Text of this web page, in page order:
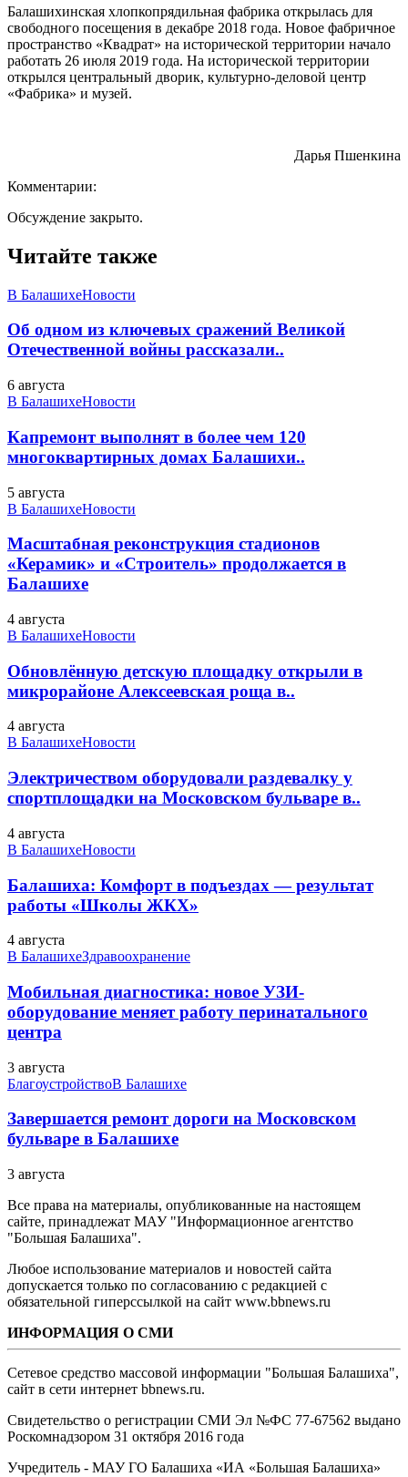
Балашихинская хлопкопрядильная фабрика открылась для
свободного посещения в декабре 2018 года. Новое фабричное
пространство «Квадрат» на исторической территории начало
работать 26 июля 2019 года. На исторической территории
открылся центральный дворик, культурно-деловой центр
«Фабрика» и музей.
Дарья Пшенкина
Комментарии:
Обсуждение закрыто.
Читайте также
В БалашихеНовости
Об одном из ключевых сражений Великой
Отечественной войны рассказали..
6 августа
В БалашихеНовости
Капремонт выполнят в более чем 120
многоквартирных домах Балашихи..
5 августа
В БалашихеНовости
Масштабная реконструкция стадионов
«Керамик» и «Строитель» продолжается в
Балашихе
4 августа
В БалашихеНовости
Обновлённую детскую площадку открыли в
микрорайоне Алексеевская роща в..
4 августа
В БалашихеНовости
Электричеством оборудовали раздевалку у
спортплощадки на Московском бульваре в..
4 августа
В БалашихеНовости
Балашиха: Комфорт в подъездах — результат
работы «Школы ЖКХ»
4 августа
В БалашихеЗдравоохранение
Мобильная диагностика: новое УЗИ-
оборудование меняет работу перинатального
центра
3 августа
БлагоустройствоВ Балашихе
Завершается ремонт дороги на Московском
бульваре в Балашихе
3 августа
Все права на материалы, опубликованные на настоящем
сайте, принадлежат МАУ "Информационное агентство
"Большая Балашиха".
Любое использование материалов и новостей сайта
допускается только по согласованию с редакцией с
обязательной гиперссылкой на сайт www.bbnews.ru
ИНФОРМАЦИЯ О СМИ
Сетевое средство массовой информации "Большая Балашиха",
сайт в сети интернет bbnews.ru.
Свидетельство о регистрации СМИ Эл №ФС ‎77-67562 выдано
Роскомнадзором 31 октября 2016 года
Учредитель - МАУ ГО Балашиха «ИА «Большая Балашиха»